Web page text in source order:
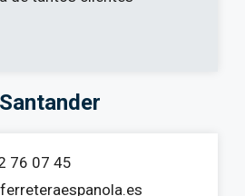
76 07 45
ferreteraespanola.es